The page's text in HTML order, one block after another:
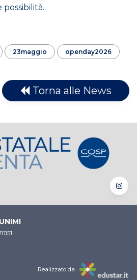
23maggio openday2026
Torna alle News
Realizzato da